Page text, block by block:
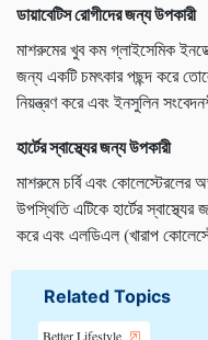
ডায়াবেটিস রোগীদের জন্য উপকারী
মাশরুমের খুব কম গ্লাইসেমিক
জন্য একটি চমৎকার পছন্দ করে
নিয়ন্ত্রণ করে এবং ইনসুলিন
হার্টের স্বাস্থ্যের জন্য উপকারী
মাশরুমে চর্বি এবং কোলেস্টেরলের
উপস্থিতি এটিকে হার্টের
করে এবং এলডিএল (খারাপ
Related Topics
Better Lifestyle